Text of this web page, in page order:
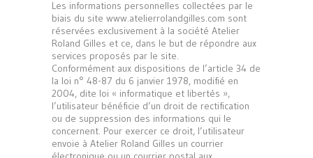
Les informations personnelles collectées par le
biais du site www.atelierrolandgilles.com sont
réservées exclusivement à la société Atelier
Roland Gilles et ce, dans le but de répondre aux
services proposés par le site.
Conformément aux dispositions de l’article 34 de
la loi n° 48-87 du 6 janvier 1978, modifié en
2004, dite loi « informatique et libertés »,
l’utilisateur bénéficie d’un droit de rectification
ou de suppression des informations qui le
concernent. Pour exercer ce droit, l’utilisateur
envoie à Atelier Roland Gilles un courrier